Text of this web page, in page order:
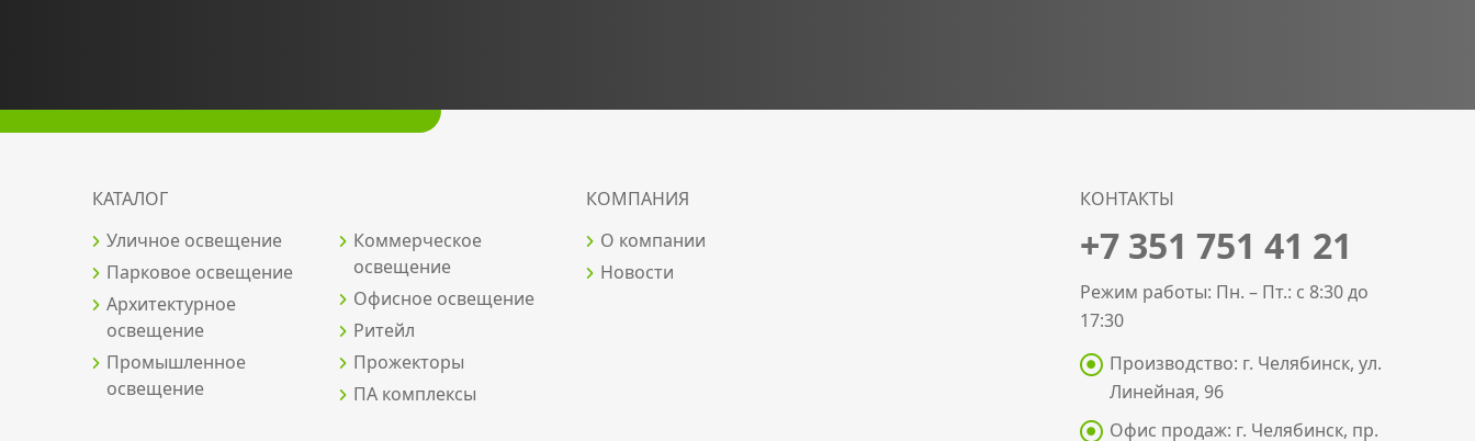
КАТАЛОГ
Уличное освещение
Парковое освещение
Архитектурное
освещение
Промышленное
освещение
Коммерческое
освещение
Офисное освещение
Ритейл
Прожекторы
ПА комплексы
КОМПАНИЯ
О компании
Новости
КОНТАКТЫ
+7 351 751 41 21
Режим работы: Пн. – Пт.: с 8:30 до
17:30
Производство: г. Челябинск, ул.
Линейная, 96
Офис продаж: г. Челябинск, пр.